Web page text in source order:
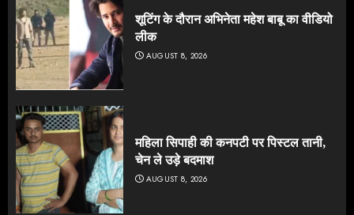
शूटिंग के दौरान अभिनेता महेश बाबू का वीडियो
लीक
AUGUST 8, 2026
महिला सिपाही की कनपटी पर पिस्टल तानी,
चेन ले उड़े बदमाश
AUGUST 8, 2026